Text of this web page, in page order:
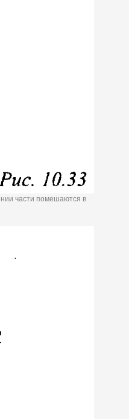
части помешаются в